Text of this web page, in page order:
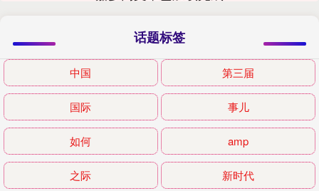
话题标签
中国 第三届
国际 事儿
如何 amp
之际 新时代